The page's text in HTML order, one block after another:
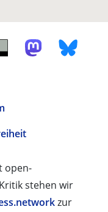
open-
stehen wir
zur